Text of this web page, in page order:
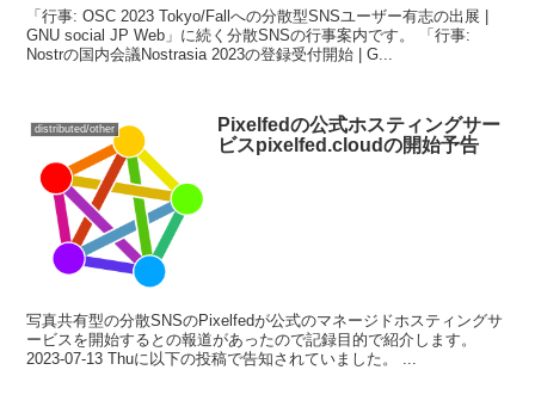
「行事: OSC 2023 Tokyo/Fallへの分散型SNSユーザー有志の出展 |
GNU social JP Web」に続く分散SNSの行事案内です。 「行事:
Nostrの国内会議Nostrasia 2023の登録受付開始 | G...
distributed/other
Pixelfedの公式ホスティングサー
ビスpixelfed.cloudの開始予告
写真共有型の分散SNSのPixelfedが公式のマネージドホスティングサ
ービスを開始するとの報道があったので記録目的で紹介します。
2023-07-13 Thuに以下の投稿で告知されていました。 ...